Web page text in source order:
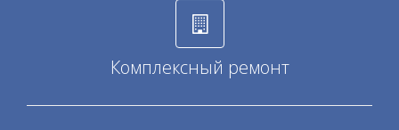
Комплексный ремонт